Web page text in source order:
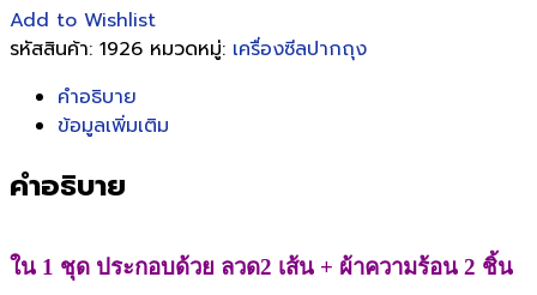
Add to Wishlist
รหัสสินค้า: 1926 หมวดหมู่: เครื่องซีลปากถุง
คำอธิบาย
ข้อมูลเพิ่มเติม
คำอธิบาย
ใน 1 ชุด ประกอบด้วย ลวด2 เส้น + ผ้าความร้อน 2 ชิ้น